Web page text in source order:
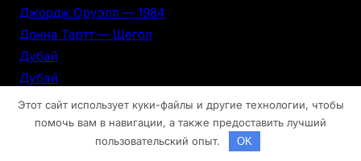
Джордж Оруэлл — 1984
Донна Тартт — Щегол
Дубай
Дубай
Дубай
Дубай
Этот сайт использует куки-файлы и другие технологии, чтобы
помочь вам в навигации, а также предоставить лучший
пользовательский опыт.
OK